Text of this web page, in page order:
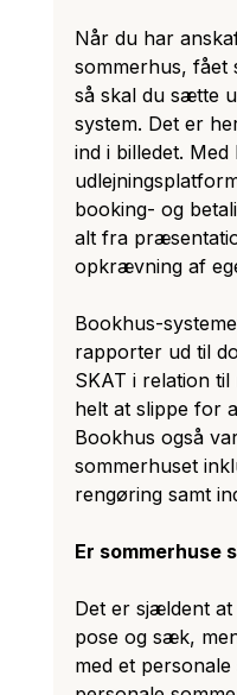
Når du har
sommerhus, fået
så skal du sætte
system. Det er
ind i billedet. Med
booking- og
alt fra
opkrævning af
Bookhus-
rapporter ud til
SKAT i relation
helt at slippe for
Bookhus også
sommerhuset
rengøring samt
Er sommerhuse
Det er sjældent
pose og sæk,
med et